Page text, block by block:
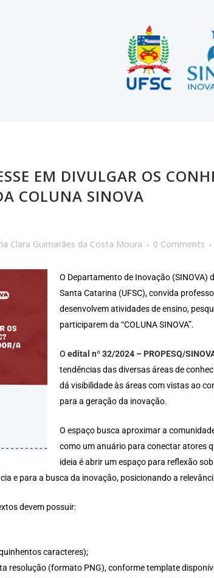
EM DIVULGAR OS
COLUNA SINOVA
Clara Guimarães da Costa Moura 0 Comments
O Departamento de Inovação (SINOVA)
Santa Catarina (UFSC), convida
desenvolvem atividades de ensino,
participarem da “COLUNA SINOVA”.
O edital nº 32/2024 – PROPESQ/
tendências das diversas áreas de
dá visibilidade às áreas com vistas ao
para a geração da inovação.
O espaço busca aproximar a
como um anuário para conectar atores
ideia é abrir um espaço para reflexão
e para a busca da inovação, posicionando a
devem possuir:
caracteres);
resolução (formato PNG), conforme template